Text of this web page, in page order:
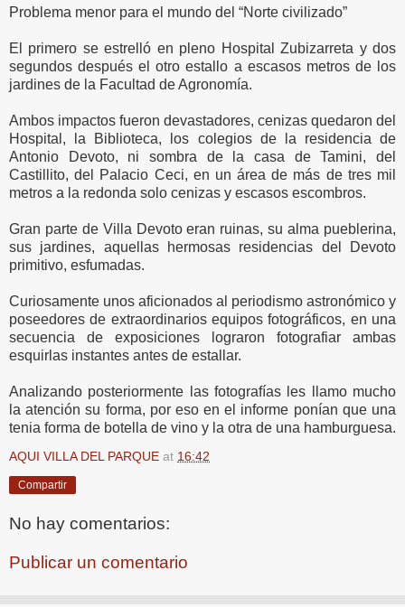
Problema menor para el mundo del “Norte civilizado”
El primero se estrelló en pleno Hospital Zubizarreta y dos
segundos después el otro estallo a escasos metros de los
jardines de la Facultad de Agronomía.
Ambos impactos fueron devastadores, cenizas quedaron del
Hospital, la Biblioteca, los colegios de la residencia de
Antonio Devoto, ni sombra de la casa de Tamini, del
Castillito, del Palacio Ceci, en un área de más de tres mil
metros a la redonda solo cenizas y escasos escombros.
Gran parte de Villa Devoto eran ruinas, su alma pueblerina,
sus jardines, aquellas hermosas residencias del Devoto
primitivo, esfumadas.
Curiosamente unos aficionados al periodismo astronómico y
poseedores de extraordinarios equipos fotográficos, en una
secuencia de exposiciones lograron fotografiar ambas
esquirlas instantes antes de estallar.
Analizando posteriormente las fotografías les llamo mucho
la atención su forma, por eso en el informe ponían que una
tenia forma de botella de vino y la otra de una hamburguesa.
AQUI VILLA DEL PARQUE at 16:42
Compartir
No hay comentarios:
Publicar un comentario